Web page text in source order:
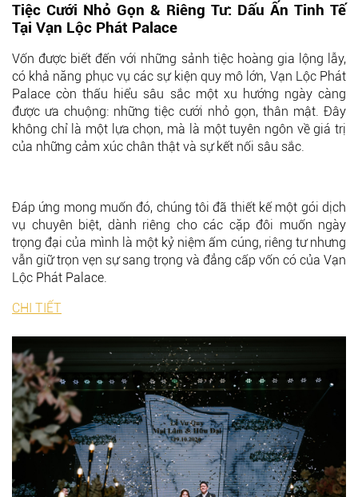
Tiệc Cưới Nhỏ Gọn & Riêng Tư: Dấu Ấn Tinh Tế
Tại Vạn Lộc Phát Palace
Vốn được biết đến với những sảnh tiệc hoàng gia lộng lẫy,
có khả năng phục vụ các sự kiện quy mô lớn, Vạn Lộc Phát
Palace còn thấu hiểu sâu sắc một xu hướng ngày càng
được ưa chuộng: những tiệc cưới nhỏ gọn, thân mật. Đây
không chỉ là một lựa chọn, mà là một tuyên ngôn về giá trị
của những cảm xúc chân thật và sự kết nối sâu sắc.
Đáp ứng mong muốn đó, chúng tôi đã thiết kế một gói dịch
vụ chuyên biệt, dành riêng cho các cặp đôi muốn ngày
trọng đại của mình là một kỷ niệm ấm cúng, riêng tư nhưng
vẫn giữ trọn vẹn sự sang trọng và đẳng cấp vốn có của Vạn
Lộc Phát Palace.
CHI TIẾT